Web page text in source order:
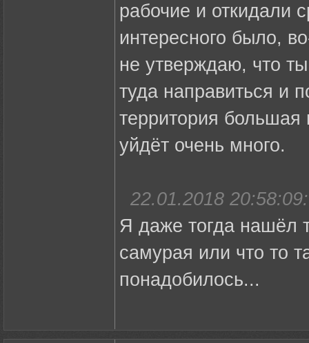
рабочие и откидали
интересного было,
не утверждаю, что
туда направиться и
территория большая
уйдёт очень много.
22.01.2018 20:58:09:
Я даже тогда нашёл
самурая или что то
понадобилось...